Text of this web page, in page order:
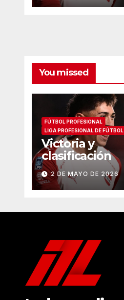
You missed
FÚTBOL PROFESIONAL
LIGA PROFESIONAL DE FÚTBOL
Victoria y
clasificación
2 DE MAYO DE 2026